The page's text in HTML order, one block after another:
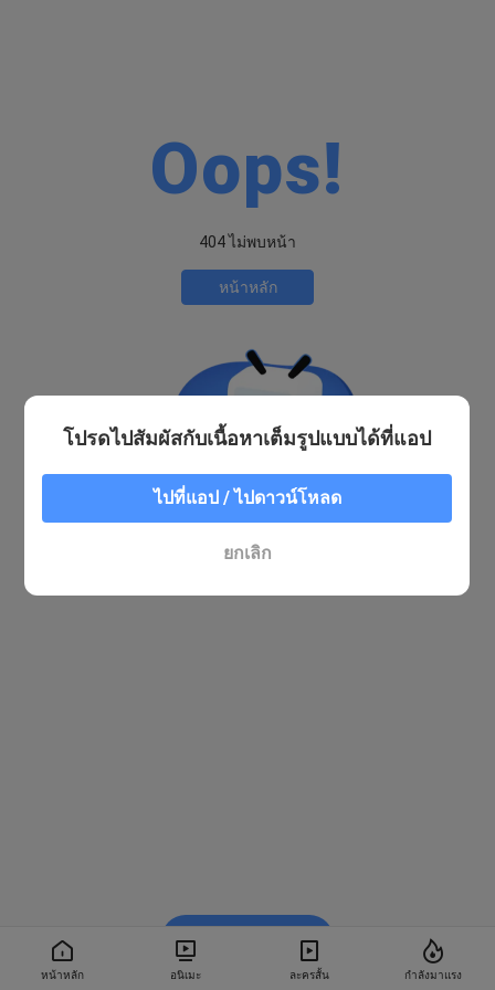
หน้าหลัก อนิเมะ ละครสั้น กำลังมาแรง
Oops!
404 ไม่พบหน้า
หน้าหลัก
รับชมใน BiliBili
โปรดไปสัมผัสกับเนื้อหาเต็มรูปแบบได้ที่แอป
ไปที่แอป / ไปดาวน์โหลด
ยกเลิก